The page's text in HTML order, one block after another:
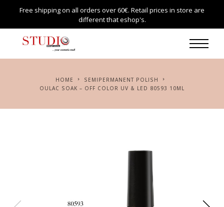
Free shipping on all orders over 60€. Retail prices in store are
different that eshop's.
HOME
SEMIPERMANENT POLISH
OULAC SOAK – OFF COLOR UV & LED 80593 10ML